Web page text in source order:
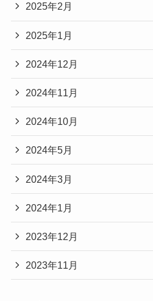
2025年2月
2025年1月
2024年12月
2024年11月
2024年10月
2024年5月
2024年3月
2024年1月
2023年12月
2023年11月